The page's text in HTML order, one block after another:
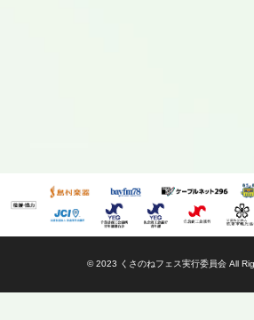
© 2023 くさのねフェス実行委員会 All